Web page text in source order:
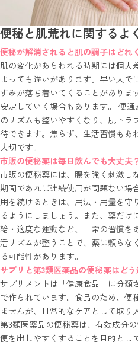
便秘と肌荒れに関するよ
便秘が解消されると肌の調子はどれ
肌の変化があらわれる時期には個人
よっても違いがあります。早い人で
すみが落ち着いてくることがあり
安定していく場合もあります。 便
のリズムも整いやすくなり、肌ト
待できます。焦らず、生活習慣も
大切です。
市販の便秘薬は毎日飲んでも大丈夫
市販の便秘薬には、腸を強く刺激し
期間であれば連続使用が問題ない場
用を続けるときは、用法・用量を守
るようにしましょう。また、薬だ
給・適度な運動など、日常の習慣を
活リズムが整うことで、薬に頼らな
る可能性があります。
サプリと第3類医薬品の便秘薬はどう
サプリメントは「健康食品」に分類
で作られています。食品のため、
ませんが、日常的なケアとして取り
第3類医薬品の便秘薬は、有効成分
便を出しやすくすることを目的とし